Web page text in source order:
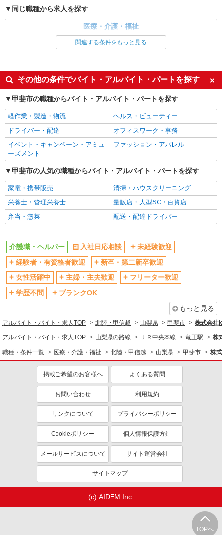
同じ職種から求人を探す
医療・介護・福祉
未経験歓迎
ミドル（40代～）活躍中
ボーナス・賞与あり
車通勤OK
交通費支給
社会保険あり
産休・育休取得実績あり
関連する条件をもっと見る
その他の条件でバイト・アルバイト・パートを探す
甲斐市の職種からバイト・アルバイト・パートを探す
軽作業・製造・物流
ヘルス・ビューティー
ドライバー・配達
オフィスワーク・事務
イベント・キャンペーン・アミュ
ーズメント
ファッション・アパレル
甲斐市の人気の職種からバイト・アルバイト・パートを探す
家電・携帯販売
清掃・ハウスクリーニング
栄養士・管理栄養士
量販店・大型SC・百貨店
弁当・惣菜
配送・配達ドライバー
TOPへ
介護職・ヘルパー 入社日応相談
未経験歓迎
経験者・有資格者歓迎
新卒・第二新卒歓迎
女性活躍中
主婦・主夫歓迎
フリーター歓迎
学歴不問
ブランクOK
もっと見る
アルバイト・バイト・求人TOP 北陸・甲信越 山梨県 甲斐市 株式会社
アルバイト・バイト・求人TOP 山梨県の路線 ＪＲ中央本線 竜王駅 株
職種・条件一覧 医療・介護・福祉 北陸・甲信越 山梨県 甲斐市 株
掲載ご希望のお客様へ よくある質問
お問い合わせ 利用規約
リンクについて プライバシーポリシー
Cookieポリシー 個人情報保護方針
メールサービスについて サイト運営会社
サイトマップ
(c) AIDEM Inc.